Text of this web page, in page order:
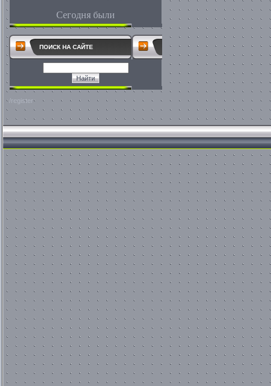
Сегодня были
ПОИСК НА САЙТЕ
/register